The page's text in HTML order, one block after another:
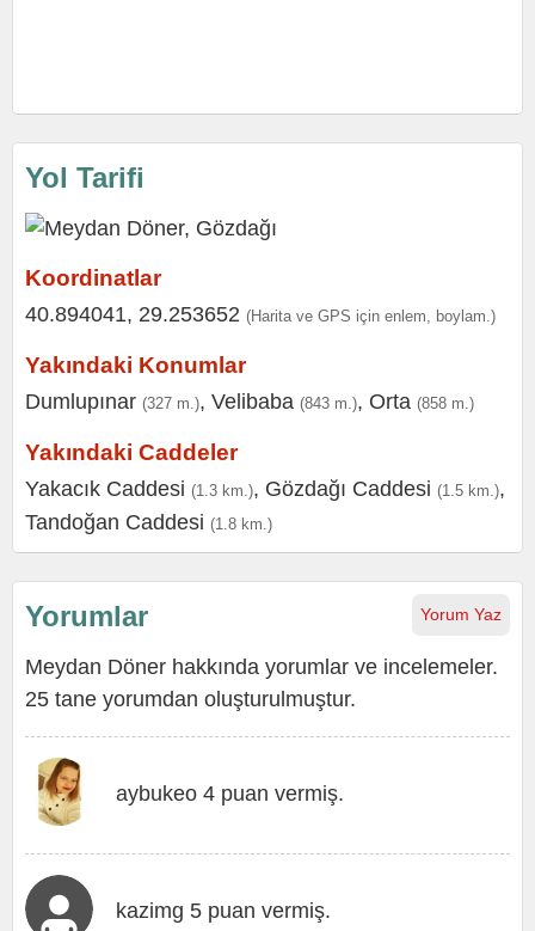
Yol Tarifi
Koordinatlar
40.894041, 29.253652 (Harita ve GPS için enlem, boylam.)
Yakındaki Konumlar
Dumlupınar (327 m.), Velibaba (843 m.), Orta (858 m.)
Yakındaki Caddeler
Yakacık Caddesi (1.3 km.), Gözdağı Caddesi (1.5 km.),
Tandoğan Caddesi (1.8 km.)
Yorum Yaz
Yorumlar
Meydan Döner hakkında yorumlar ve incelemeler.
25 tane yorumdan oluşturulmuştur.
aybukeo 4 puan vermiş.
kazimg 5 puan vermiş.